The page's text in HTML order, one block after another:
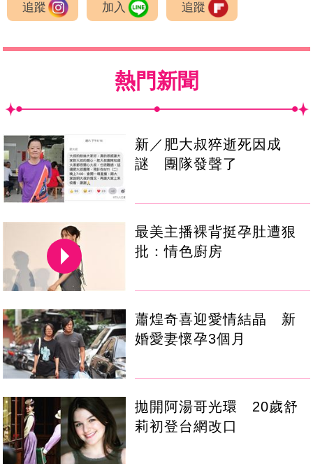
追蹤 加入 追蹤
熱門新聞
新／肥大叔猝逝死因成
謎 團隊發聲了
最美主播裸背挺孕肚遭狠
批：情色廚房
蕭煌奇喜迎愛情結晶 新
婚愛妻懷孕3個月
拋開阿湯哥光環 20歲舒
莉初登台網改口